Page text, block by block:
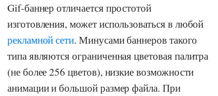
Gif-баннер отличается простотой
изготовления, может использоваться в любой
рекламной сети. Минусами баннеров такого
типа являются ограниченная цветовая палитра
(не более 256 цветов), низкие возможности
анимации и большой размер файла. При